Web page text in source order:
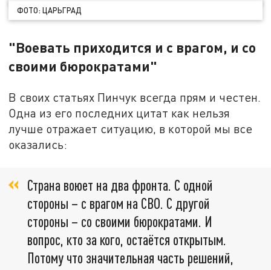
ФОТО: ЦАРЬГРАД
"Воевать приходится и с врагом, и со
своими бюрократами"
В своих статьях Пинчук всегда прям и честен.
Одна из его последних цитат как нельзя
лучше отражает ситуацию, в которой мы все
оказались:
Страна воюет на два фронта. С одной
стороны – с врагом на СВО. С другой
стороны – со своими бюрократами. И
вопрос, кто за кого, остаётся открытым.
Потому что значительная часть решений,